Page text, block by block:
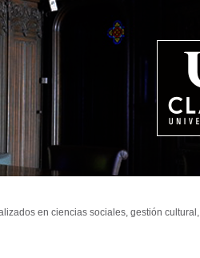
en ciencias sociales, gestión